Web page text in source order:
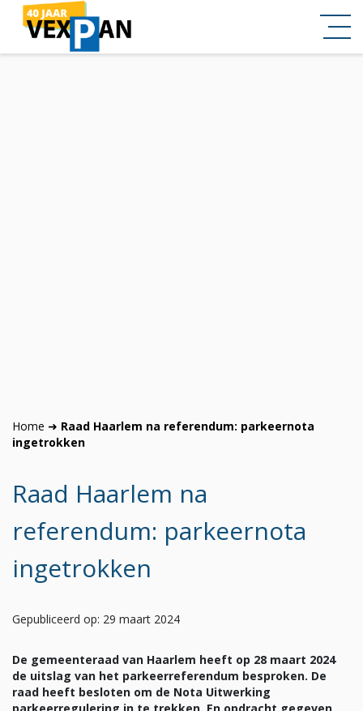
Home ➜ Raad Haarlem na referendum: parkeernota
ingetrokken
Raad Haarlem na
referendum: parkeernota
ingetrokken
Gepubliceerd op: 29 maart 2024
De gemeenteraad van Haarlem heeft op 28 maart 2024
de uitslag van het parkeerreferendum besproken. De
raad heeft besloten om de Nota Uitwerking